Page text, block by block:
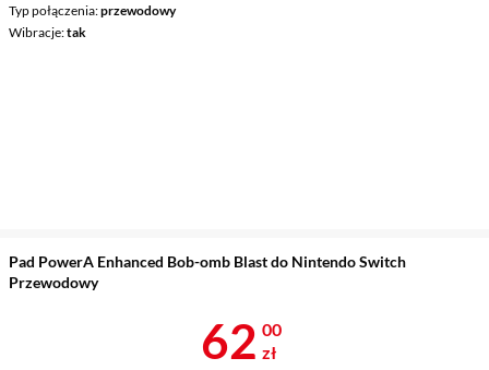
Typ połączenia przewodowy
Wibracje tak
Pad PowerA Enhanced Bob-omb Blast do Nintendo Switch
Przewodowy
Cena 62 zł
62 00
zł